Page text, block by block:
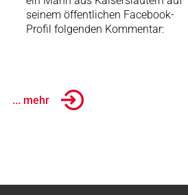
seinem öffentlichen Facebook-
Profil folgenden Kommentar:
... mehr